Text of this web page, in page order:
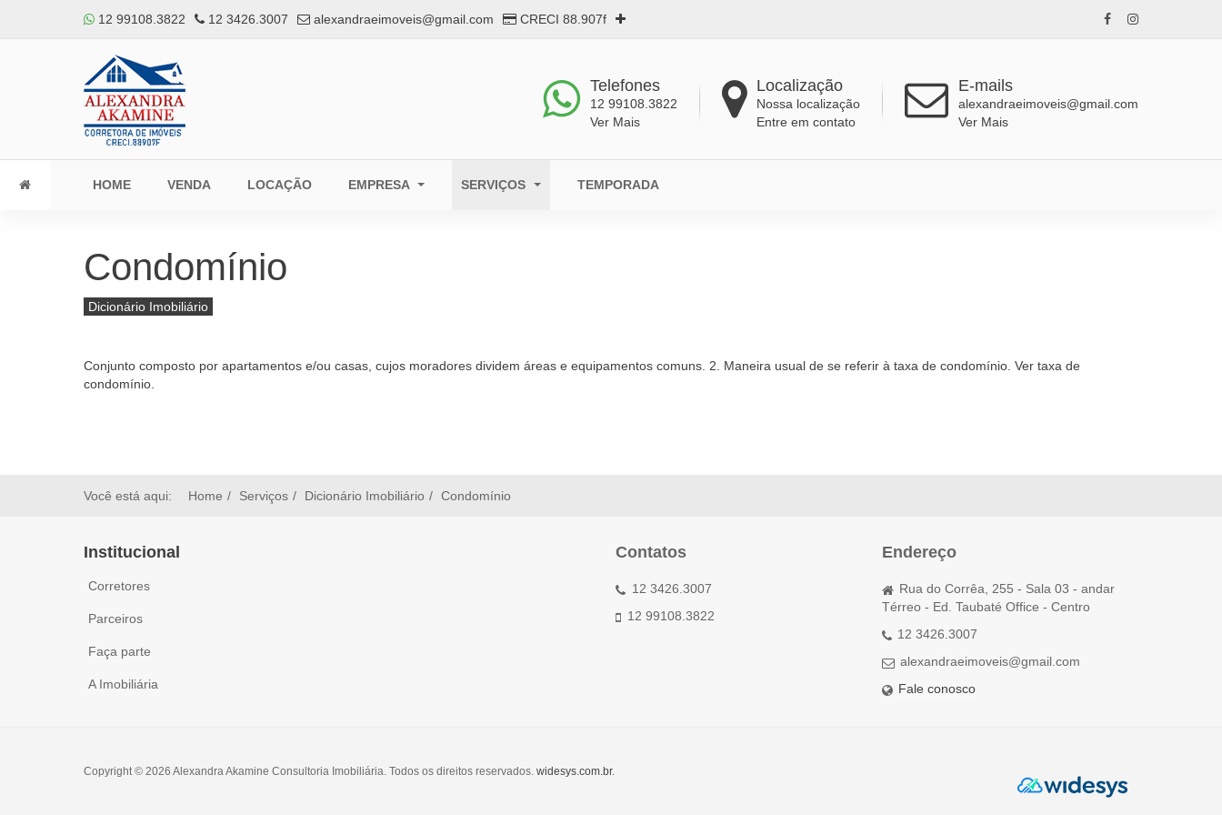
12 99108.3822 12 3426.3007 alexandraeimoveis@gmail.com CRECI 88.907f
Telefones
12 99108.3822
Ver Mais
Localização
Nossa localização
Entre em contato
E-mails
alexandraeimoveis@gmail.com
Ver Mais
HOME VENDA LOCAÇÃO EMPRESA SERVIÇOS TEMPORADA
Condomínio
Dicionário Imobiliário
Conjunto composto por apartamentos e/ou casas, cujos moradores dividem áreas e equipamentos comuns. 2. Maneira usual de se referir à taxa de condomínio. Ver taxa de
condomínio.
Você está aqui: Home Serviços Dicionário Imobiliário Condomínio
Institucional
Corretores
Parceiros
Faça parte
A Imobiliária
Contatos
12 3426.3007
12 99108.3822
Endereço
Rua do Corrêa, 255 - Sala 03 - andar
Térreo - Ed. Taubaté Office - Centro
12 3426.3007
alexandraeimoveis@gmail.com
Fale conosco
Copyright © 2026 Alexandra Akamine Consultoria Imobiliária. Todos os direitos reservados. widesys.com.br.